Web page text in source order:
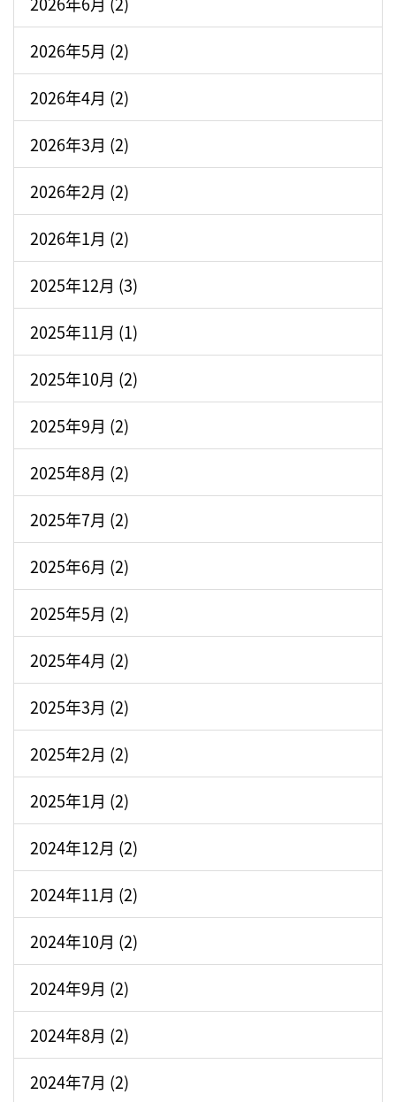
2026年5月 (2)
2026年4月 (2)
2026年3月 (2)
2026年2月 (2)
2026年1月 (2)
2025年12月 (3)
2025年11月 (1)
2025年10月 (2)
2025年9月 (2)
2025年8月 (2)
2025年7月 (2)
2025年6月 (2)
2025年5月 (2)
2025年4月 (2)
2025年3月 (2)
2025年2月 (2)
2025年1月 (2)
2024年12月 (2)
2024年11月 (2)
2024年10月 (2)
2024年9月 (2)
2024年8月 (2)
2024年7月 (2)